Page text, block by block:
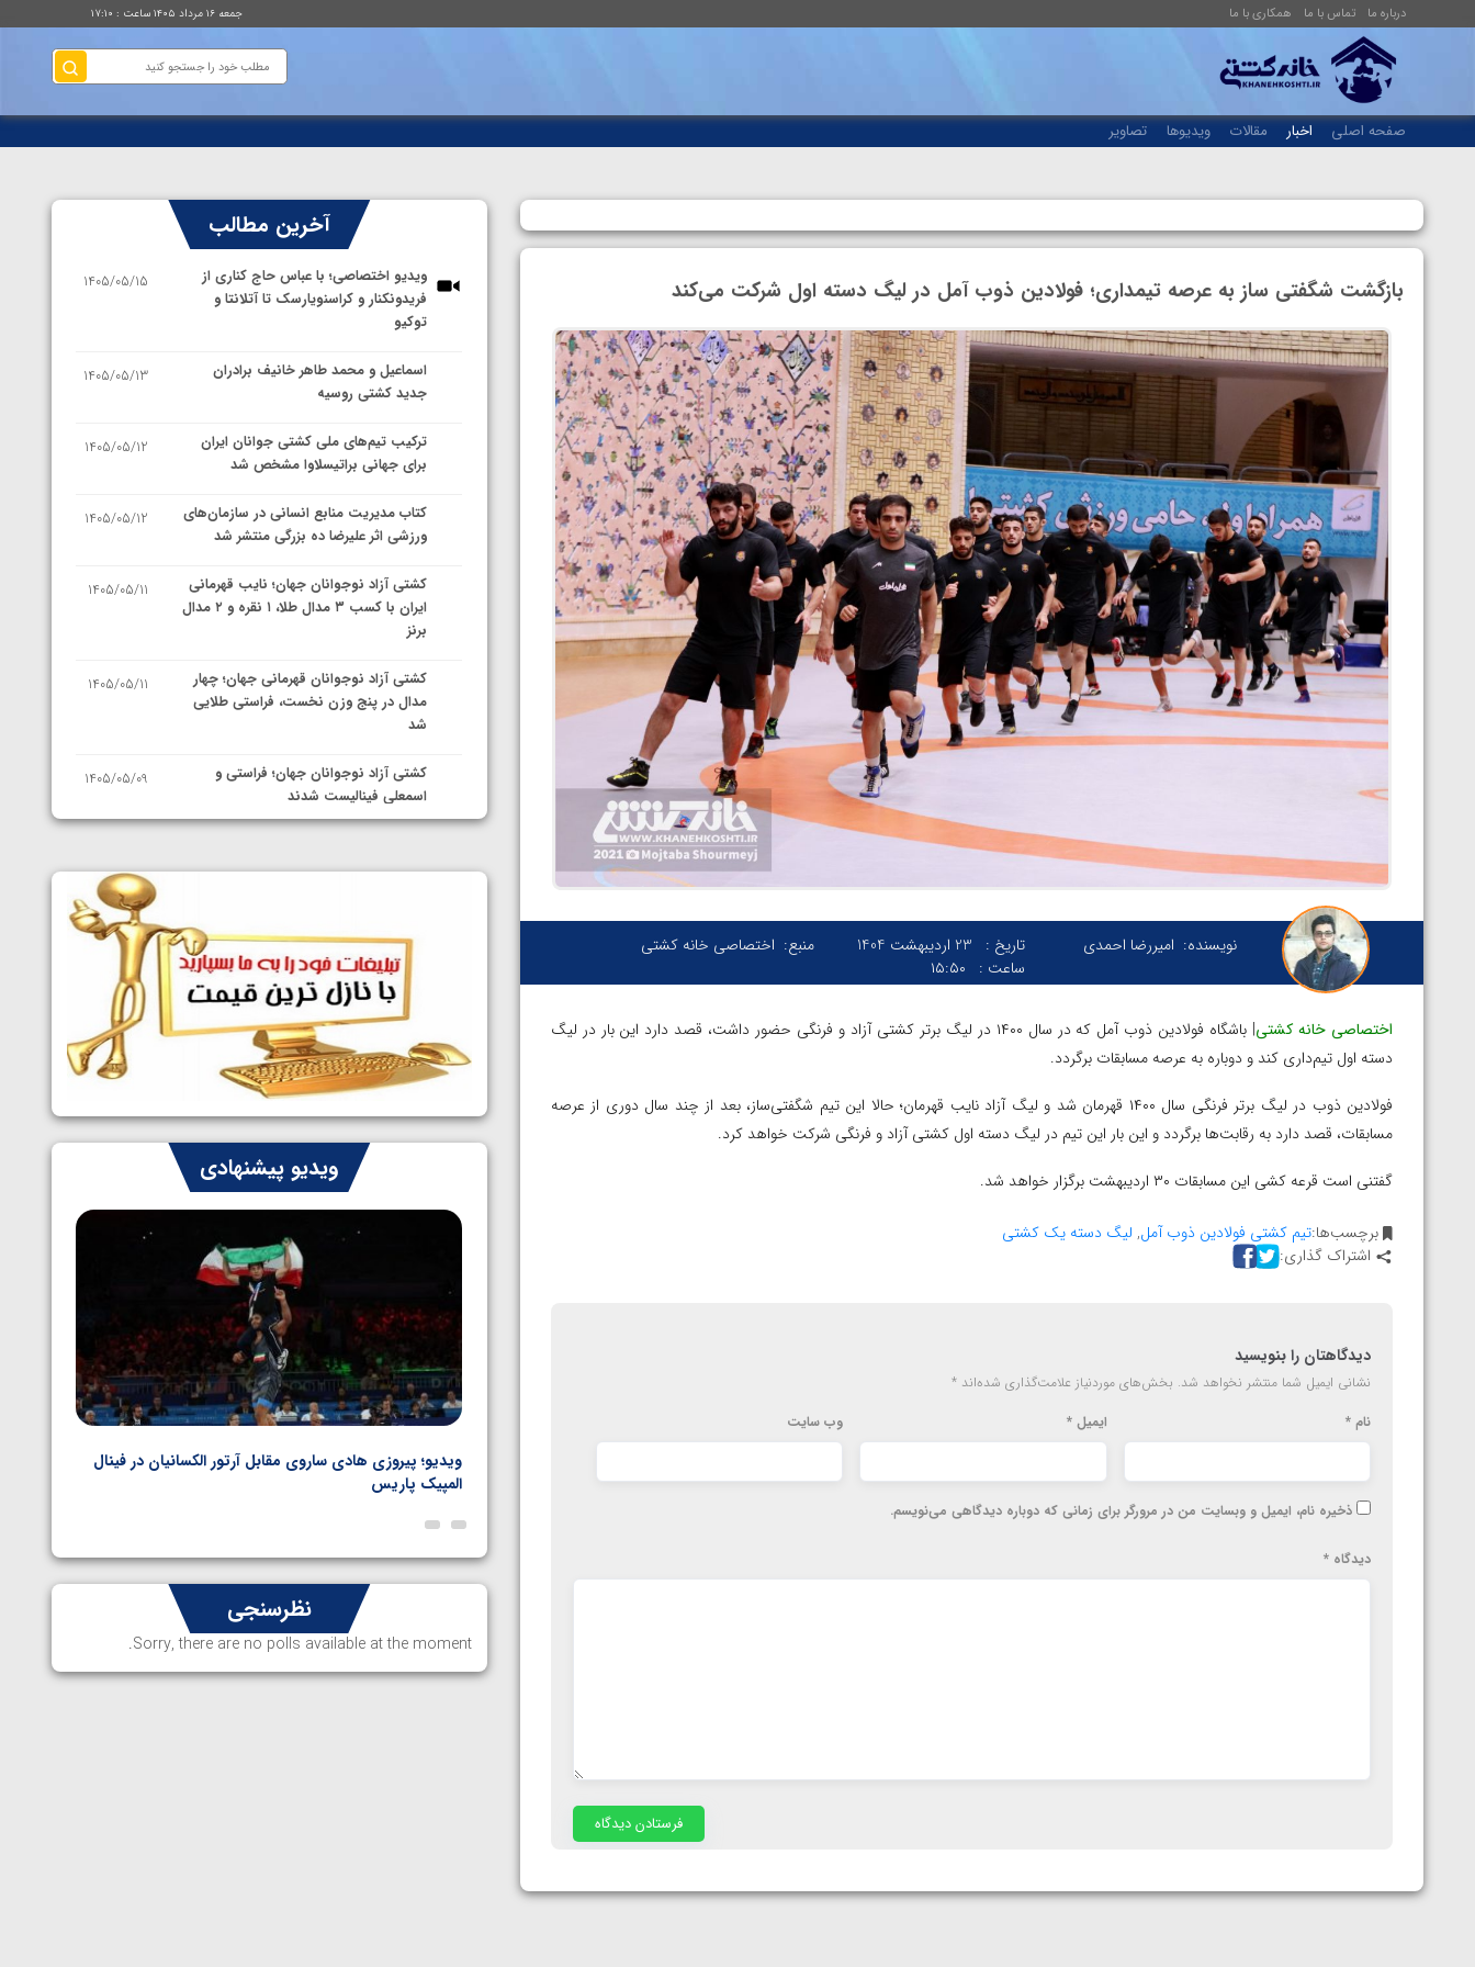
درباره ما تماس با ما همکاری با ما جمعه ۱۶ مرداد ۱۴۰۵ ساعت : ۱۷:۱۰
صفحه اصلی اخبار مقالات ویدیوها تصاویر
بازگشت شگفتی ساز به عرصه تیمداری؛ فولادین ذوب آمل در لیگ دسته اول شرکت می‌کند
نویسنده: امیررضا احمدی تاریخ :
23 اردیبهشت 1404
ساعت :
۱۵:۵۰
منبع: اختصاصی خانه کشتی
اختصاصی خانه کشتی
| باشگاه فولادین ذوب آمل که در سال ۱۴۰۰ در لیگ برتر کشتی آزاد و فرنگی حضور داشت، قصد دارد این بار در لیگ
دسته اول تیم‌داری کند و‌ دوباره به عرصه مسابقات برگردد.
فولادین ذوب در لیگ‌ برتر فرنگی سال ۱۴۰۰ قهرمان شد و لیگ‌ آزاد نایب قهرمان؛ حالا این تیم شگفتی‌ساز، بعد از چند سال دوری از عرصه
مسابقات، قصد دارد به رقابت‌ها برگردد و این بار این تیم در لیگ دسته اول کشتی آزاد و فرنگی شرکت خواهد کرد.
گفتنی است قرعه کشی این مسابقات ۳۰ اردیبهشت برگزار خواهد شد.
برچسب‌ها:تیم کشتی فولادین ذوب آمل, لیگ دسته یک کشتی
اشتراک گذاری:
دیدگاهتان را بنویسید
نشانی ایمیل شما منتشر نخواهد شد. بخش‌های موردنیاز علامت‌گذاری شده‌اند *
نام * ایمیل* وب‌ سایت
ذخیره نام، ایمیل و وبسایت من در مرورگر برای زمانی که دوباره دیدگاهی می‌نویسم.
دیدگاه *
آخرین مطالب
ویدیو اختصاصی؛ با عباس حاج کناری از
فریدونکنار و کراسنویارسک تا آتلانتا و
توکیو
1405/05/15
اسماعیل و محمد طاهر خانیف برادران
جدید کشتی روسیه
1405/05/13
ترکیب تیم‌های ملی کشتی جوانان ایران
برای جهانی براتیسلاوا مشخص شد
1405/05/12
کتاب مدیریت منابع انسانی در سازمان‌های
ورزشی اثر علیرضا ده بزرگی منتشر شد
1405/05/12
کشتی آزاد نوجوانان جهان؛ نایب قهرمانی
ایران با کسب ۳ مدال طلا، ۱ نقره و ۲ مدال
برنز
1405/05/11
کشتی آزاد نوجوانان قهرمانی جهان؛ چهار
مدال در پنج وزن نخست، فراستی طلایی
شد
1405/05/11
کشتی آزاد نوجوانان جهان؛ فراستی و
اسمعلی فینالیست شدند
1405/05/09
نمایندگان ایران مشخص شدند
سوم برای ایران
1405/05/07
ایران چشم به راه چهار مدال در پنج وزن
دوم کشتی فرنگی نوجوانان جهان
1405/05/06
ویدیو پیشنهادی
ارمنستان
ناظم امینه
ویدیو؛ پیروزی هادی ساروی مقابل آرتور الکسانیان در فینال
المپیک پاریس
نظرسنجی
Sorry, there are no polls available at the moment.